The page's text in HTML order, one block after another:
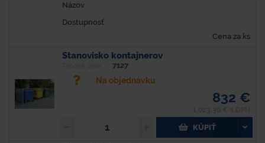
Názov
Dostupnosť
Cena za ks
Stanovisko kontajnerov
7127
Na objednávku
832 €
KÚPIŤ